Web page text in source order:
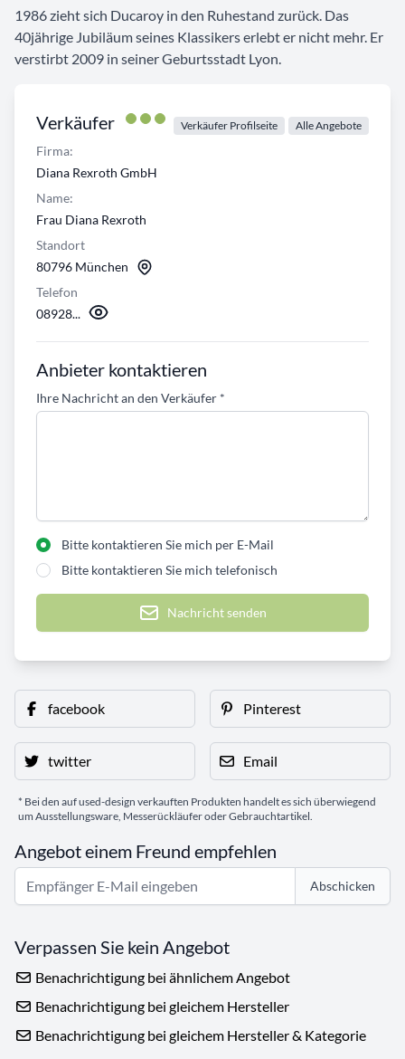
Verkäufer Verkäufer Profilseite Alle Angebote
Firma:
Diana Rexroth GmbH
Name:
Frau Diana Rexroth
Standort
80796 München
Telefon
08928...
Anbieter kontaktieren
Ihre Nachricht an den Verkäufer *
Bitte kontaktieren Sie mich per E-Mail
Bitte kontaktieren Sie mich telefonisch
Nachricht senden
1986 zieht sich Ducaroy in den Ruhestand zurück. Das
40jährige Jubiläum seines Klassikers erlebt er nicht mehr. Er
verstirbt 2009 in seiner Geburtsstadt Lyon.
facebook Pinterest
twitter Email
* Bei den auf used-design verkauften Produkten handelt es sich überwiegend
um Ausstellungsware, Messerückläufer oder Gebrauchtartikel.
Angebot einem Freund empfehlen
Abschicken
Verpassen Sie kein Angebot
Benachrichtigung bei ähnlichem Angebot
Benachrichtigung bei gleichem Hersteller
Benachrichtigung bei gleichem Hersteller & Kategorie